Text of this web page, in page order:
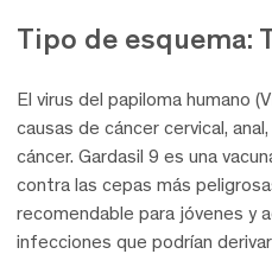
Tipo de esquema:
El virus del papiloma humano
causas de cáncer cervical,
cáncer. Gardasil 9 es una
contra las cepas más
recomendable para jóvenes y
infecciones que podrían